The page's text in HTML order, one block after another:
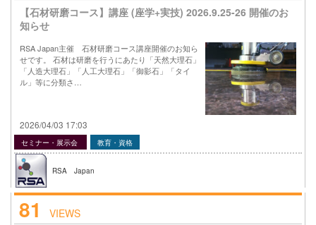
【石材研磨コース】講座 (座学+実技) 2026.9.25-26 開催のお
知らせ
RSA Japan主催 石材研磨コース講座開催のお知ら
せです。 石材は研磨を行うにあたり「天然大理石」
「人造大理石」「人工大理石」「御影石」「タイ
ル」等に分類さ…
2026/04/03 17:03
セミナー・展示会 教育・資格
RSA Japan
81
VIEWS